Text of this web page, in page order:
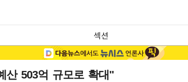
섹션
503억 규모로 확대"